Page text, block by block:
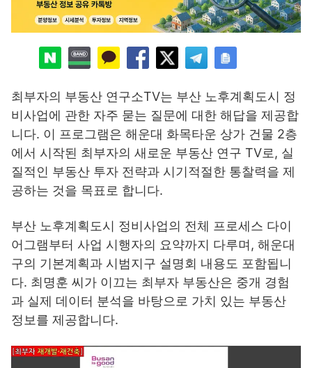
최부자의 부동산 연구소TV는 부산 노후계획도시 정
비사업에 관한 자주 묻는 질문에 대한 해답을 제공합
니다. 이 프로그램은 해운대 화목타운 상가 건물 2층
에서 시작된 최부자의 새로운 부동산 연구 TV로, 실
질적인 부동산 투자 전략과 시기적절한 통찰력을 제
공하는 것을 목표로 합니다.
부산 노후계획도시 정비사업의 전체 프로세스 다이
어그램부터 사업 시행자의 요약까지 다루며, 해운대
구의 기본계획과 시범지구 설명회 내용도 포함됩니
다. 최명훈 씨가 이끄는 최부자 부동산은 중개 경험
과 실제 데이터 분석을 바탕으로 가치 있는 부동산
정보를 제공합니다.